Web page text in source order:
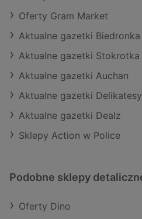
Oferty Gram Market
Aktualne gazetki Biedronka
Aktualne gazetki Stokrotka
Aktualne gazetki Auchan
Aktualne gazetki
Aktualne gazetki Dealz
Sklepy Action w Police
Podobne sklepy
Oferty Dino